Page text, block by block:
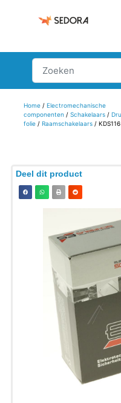
Home/ Electromechanische
componenten / Schakelaars/
folie/ Raamschakelaars/ KDS116
Deel dit product